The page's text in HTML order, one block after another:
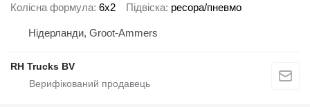
Колісна формула 6x2 Підвіска ресора/пневмо
Нідерланди, Groot-Ammers
RH Trucks BV